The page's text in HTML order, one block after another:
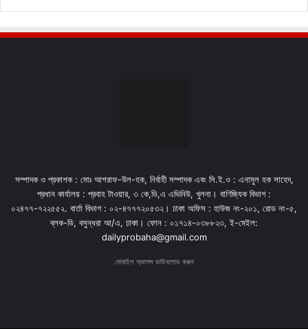
সম্পাদক ও প্রকাশক : মোঃ আশরাফ-উল-হক, নির্বাহী সম্পাদক এবং সি.ই.ও : এনামুল হক সাহেদ,
প্রধান কার্যালয় : প্রবাহ টাওয়ার, ৩ কে,ডি,এ এভিনিউ, খুলনা। বাণিজ্যিক বিভাগ :
০২৪৭৭-৭২২৫৫২. বার্তা বিভাগ : ০২-৪৭৭৭২০৫৩২। ঢাকা অফিস : হাউজ নং-২০১, রোড নং-৫,
ব্লক-ডি, বসুন্ধরা আ/এ, ঢাকা। ফোন : ০১৭১৪-০৩৮৮২৩, ই-মেইল:
dailyprobaha@gmail.com
মোবাইল অ্যাপস ডাউনলোড করুন